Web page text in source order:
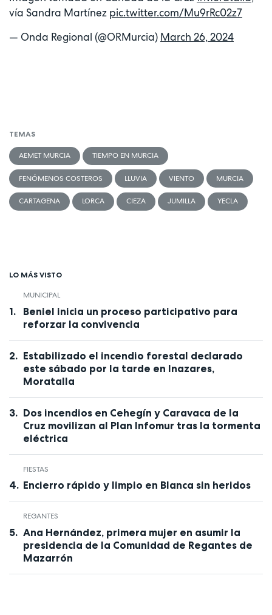
vía Sandra Martínez pic.twitter.com/Mu9rRc02z7
— Onda Regional (@ORMurcia) March 26, 2024
TEMAS
AEMET MURCIA TIEMPO EN MURCIA
FENÓMENOS COSTEROS LLUVIA VIENTO MURCIA
CARTAGENA LORCA CIEZA JUMILLA YECLA
LO MÁS VISTO
MUNICIPAL
Beniel inicia un proceso participativo para
reforzar la convivencia
Estabilizado el incendio forestal declarado
este sábado por la tarde en Inazares,
Moratalla
Dos incendios en Cehegín y Caravaca de la
Cruz movilizan al Plan Infomur tras la tormenta
eléctrica
FIESTAS
Encierro rápido y limpio en Blanca sin heridos
REGANTES
Ana Hernández, primera mujer en asumir la
presidencia de la Comunidad de Regantes de
Mazarrón